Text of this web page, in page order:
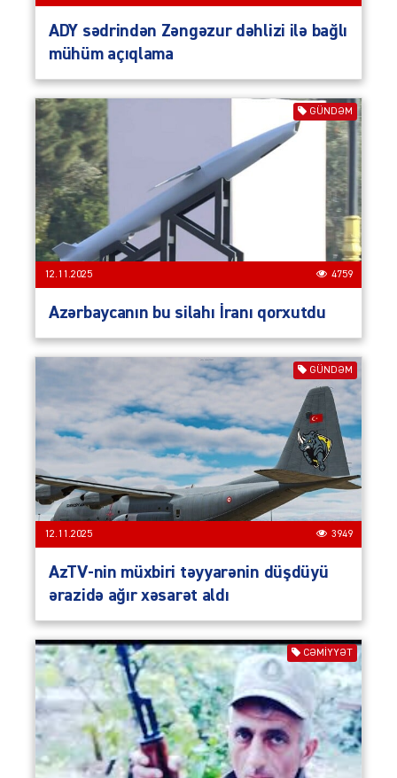
ADY sədrindən Zəngəzur dəhlizi ilə bağlı
mühüm açıqlama
GÜNDƏM
12.11.2025 4759
Azərbaycanın bu silahı İranı qorxutdu
GÜNDƏM
12.11.2025 3949
AzTV-nin müxbiri təyyarənin düşdüyü
ərazidə ağır xəsarət aldı
CƏMIYYƏT